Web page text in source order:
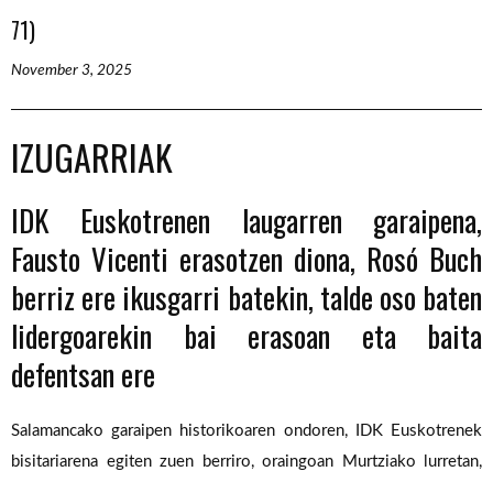
71)
November 3, 2025
IZUGARRIAK
IDK Euskotrenen laugarren
garaipena,
Fausto Vicenti erasotzen diona, Rosó Buch
berriz ere ikusgarri batekin, talde oso baten
lidergoarekin
bai erasoan eta
baita
defentsan ere
Salamancako garaipen historikoaren ondoren, IDK
Euskotrenek
bisitariarena egiten zuen berriro, oraingoan Murtziako
lurretan,